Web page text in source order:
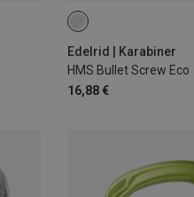
Edelrid | Karabiner
HMS Bullet Screw Eco
16,88 €